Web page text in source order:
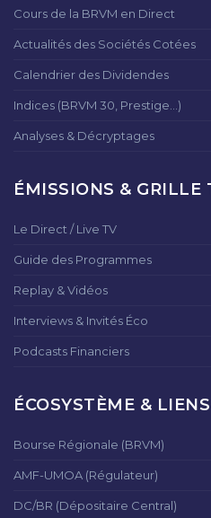
Cours de la BRVM en Direct
Actualités des Sociétés Cotées
Calendrier des Dividendes
Indices (BRVM 30, Prestige...)
Analyses & Décryptages
ÉMISSIONS & GRILLE
Le Direct / Live TV
Guide des Programmes
Replay & Vidéos
Interviews & Invités Éco
Podcasts Financiers
ÉCOSYSTÈME & LIENS
Bourse Régionale (BRVM)
AMF-UMOA (Régulateur)
DC/BR (Dépositaire Central)